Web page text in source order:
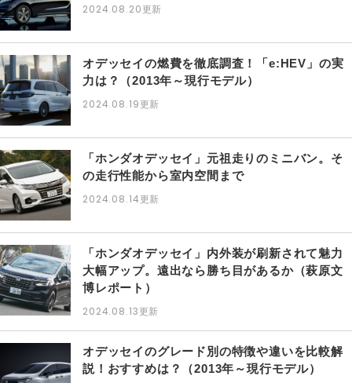
2024.08.20更新
オデッセイの燃費を徹底調査！「e:HEV」の実
力は？（2013年～現行モデル）
2024.08.19更新
「ホンダオデッセイ」元祖走りのミニバン。そ
の走行性能から室内空間まで
2024.08.14更新
「ホンダオデッセイ」内外装が刷新されて魅力
大幅アップ。遠出なら勝ち目があるか（萩原文
博レポート）
2024.08.13更新
オデッセイのグレード別の特徴や違いを比較解
説！おすすめは？（2013年～現行モデル）